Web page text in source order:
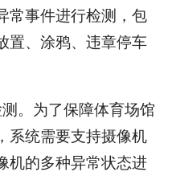
常事件进行检测，包
置、涂鸦、违章停车
。为了保障体育场馆
系统需要支持摄像机
机的多种异常状态进